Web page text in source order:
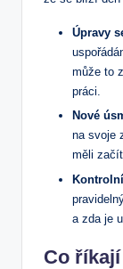
Úpravy
může to
práci.
Nové
na svoje
měli
a zda je
Co